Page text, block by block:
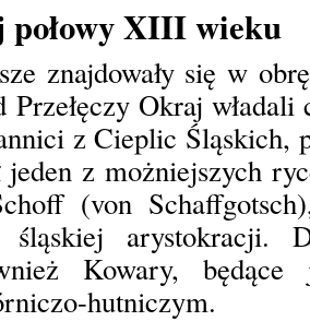
XIII wieku
znajdowały się w
Przełęczy Okraj
z Cieplic Śląskich,
jeden z możniejszych
(von
arystokracji.
Kowary,
hutniczym.